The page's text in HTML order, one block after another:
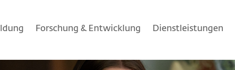
Forschung & Entwicklung Dienstleistungen